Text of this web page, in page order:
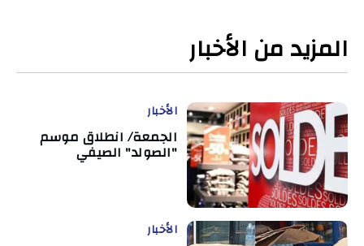
المزيد من الأخبار
الأخبار
الجمعة/ انطلاق موسم
"الصولد" الصيفي
الأخبار